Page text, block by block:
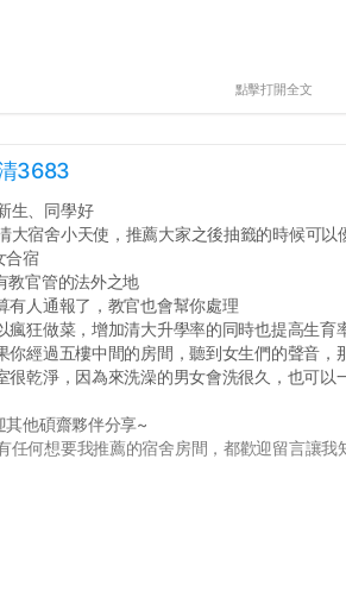
點擊打開全文
3683
生、同學好
大宿舍小天使，推薦大家之後抽籤的時候可以
合宿
教官管的法外之地
有人通報了，教官也會幫你處理
瘋狂做菜，增加清大升學率的同時也提高生育
你經過五樓中間的房間，聽到女生們的聲音，
很乾淨，因為來洗澡的男女會洗很久，也可以
其他碩齋夥伴分享~
任何想要我推薦的宿舍房間，都歡迎留言讓我